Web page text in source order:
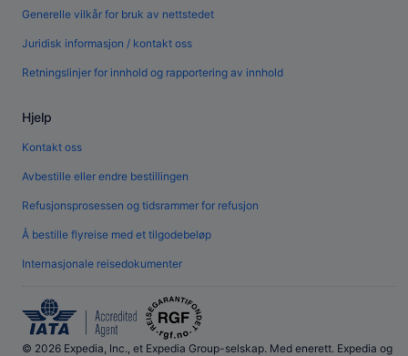
Generelle vilkår for bruk av nettstedet
Juridisk informasjon / kontakt oss
Retningslinjer for innhold og rapportering av innhold
Hjelp
Kontakt oss
Avbestille eller endre bestillingen
Refusjonsprosessen og tidsrammer for refusjon
Å bestille flyreise med et tilgodebeløp
Internasjonale reisedokumenter
© 2026 Expedia, Inc., et Expedia Group-selskap. Med enerett. Expedia og